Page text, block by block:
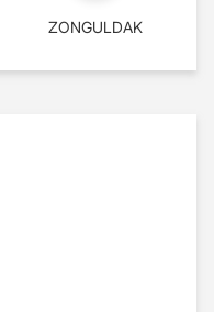
ZONGULDAK